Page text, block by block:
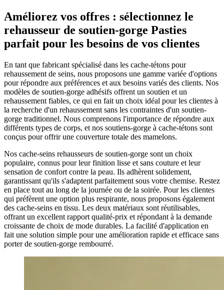
Améliorez vos offres : sélectionnez le
rehausseur de soutien-gorge Pasties
parfait pour les besoins de vos clientes
En tant que fabricant spécialisé dans les cache-tétons pour
rehaussement de seins, nous proposons une gamme variée d'options
pour répondre aux préférences et aux besoins variés des clients. Nos
modèles de soutien-gorge adhésifs offrent un soutien et un
rehaussement fiables, ce qui en fait un choix idéal pour les clientes à
la recherche d'un rehaussement sans les contraintes d'un soutien-
gorge traditionnel. Nous comprenons l'importance de répondre aux
différents types de corps, et nos soutiens-gorge à cache-tétons sont
conçus pour offrir une couverture totale des mamelons.
Nos cache-seins rehausseurs de soutien-gorge sont un choix
populaire, connus pour leur finition lisse et sans couture et leur
sensation de confort contre la peau. Ils adhèrent solidement,
garantissant qu'ils s'adaptent parfaitement sous votre chemise. Restez
en place tout au long de la journée ou de la soirée. Pour les clientes
qui préfèrent une option plus respirante, nous proposons également
des cache-seins en tissu. Les deux matériaux sont réutilisables,
offrant un excellent rapport qualité-prix et répondant à la demande
croissante de choix de mode durables. La facilité d'application en
fait une solution simple pour une amélioration rapide et efficace sans
porter de soutien-gorge rembourré.